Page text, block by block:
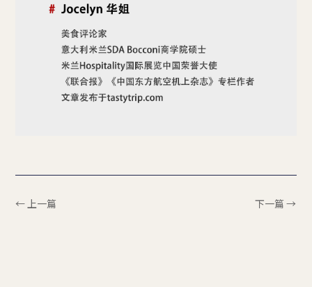
← 上一篇 下一篇 →